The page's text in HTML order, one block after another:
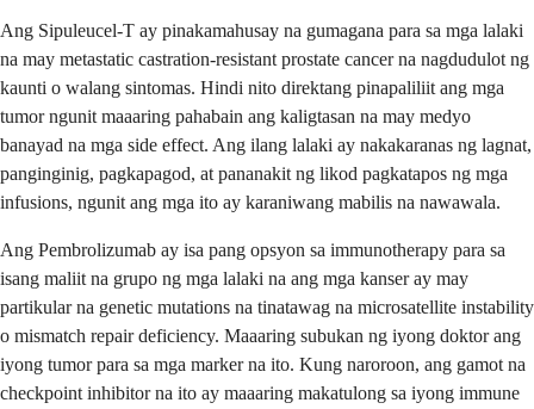
Ang Sipuleucel-T ay pinakamahusay na gumagana para sa mga lalaki
na may metastatic castration-resistant prostate cancer na nagdudulot ng
kaunti o walang sintomas. Hindi nito direktang pinapaliliit ang mga
tumor ngunit maaaring pahabain ang kaligtasan na may medyo
banayad na mga side effect. Ang ilang lalaki ay nakakaranas ng lagnat,
panginginig, pagkapagod, at pananakit ng likod pagkatapos ng mga
infusions, ngunit ang mga ito ay karaniwang mabilis na nawawala.
Ang Pembrolizumab ay isa pang opsyon sa immunotherapy para sa
isang maliit na grupo ng mga lalaki na ang mga kanser ay may
partikular na genetic mutations na tinatawag na microsatellite instability
o mismatch repair deficiency. Maaaring subukan ng iyong doktor ang
iyong tumor para sa mga marker na ito. Kung naroroon, ang gamot na
checkpoint inhibitor na ito ay maaaring makatulong sa iyong immune